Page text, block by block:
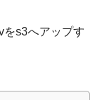
をs3へアップす